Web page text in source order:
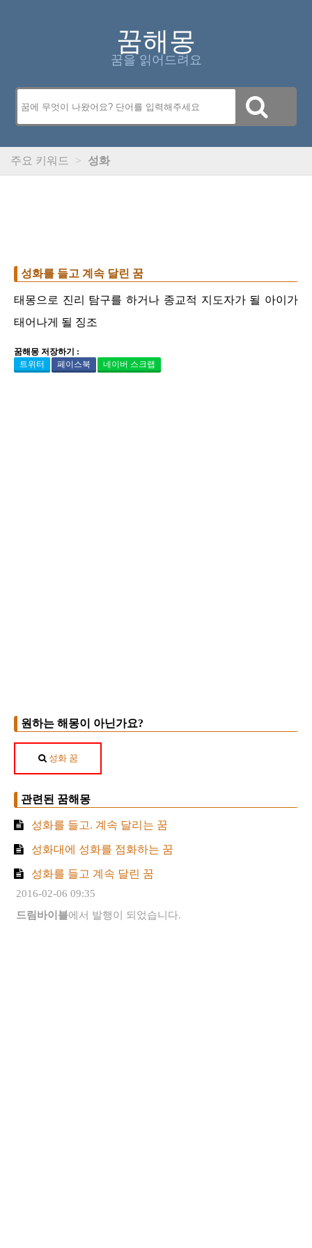
꿈해몽
꿈을 읽어드려요
주요 키워드 > 성화
성화를 들고 계속 달린 꿈
태몽으로 진리 탐구를 하거나 종교적 지도자가 될 아이가
태어나게 될 징조
꿈해몽 저장하기 :
트위터
페이스북 네이버 스크랩
원하는 해몽이 아닌가요?
성화 꿈
관련된 꿈해몽
성화를 들고. 계속 달리는 꿈
성화대에 성화를 점화하는 꿈
성화를 들고 계속 달린 꿈
2016-02-06 09:35
드림바이블에서 발행이 되었습니다.